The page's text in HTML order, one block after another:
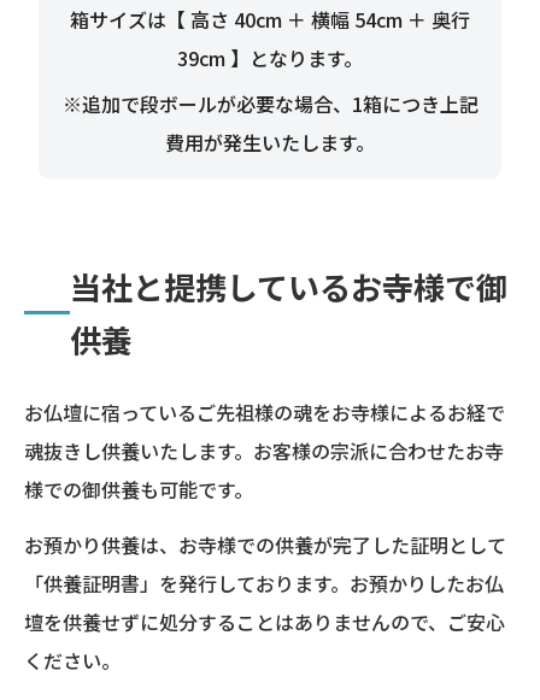
箱サイズは【 高さ 40cm ＋ 横幅 54cm ＋ 奥行
39cm 】となります。
※追加で段ボールが必要な場合、1箱につき上記
費用が発生いたします。
当社と提携しているお寺様で御
供養
お仏壇に宿っているご先祖様の魂をお寺様によるお経で
魂抜きし供養いたします。お客様の宗派に合わせたお寺
様での御供養も可能です。
お預かり供養は、お寺様での供養が完了した証明として
「供養証明書」を発行しております。お預かりしたお仏
壇を供養せずに処分することはありませんので、ご安心
ください。